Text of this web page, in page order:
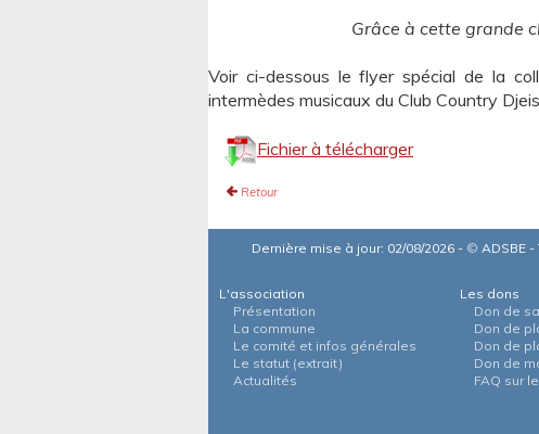
Grâce à cette grande
Voir ci-dessous le flyer spécial de la
intermèdes musicaux du Club Country
Fichier à télécharger
Retour
Dernière mise à jour: 02/08/2026 - © ADSBE
L'association
Présentation
La commune
Le comité et infos générales
Le statut (extrait)
Actualités
Les dons
Don de
Don de
Don de
Don de
FAQ sur